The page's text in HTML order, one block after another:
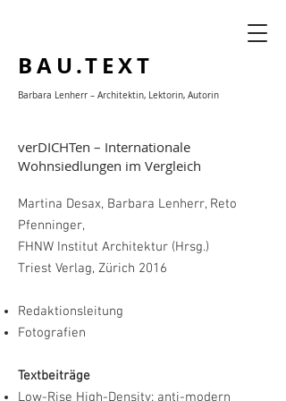
BAU.TEXT
Barbara Lenherr – Architektin, Lektorin, Autorin
verDICHTen – Internationale
Wohnsiedlungen im Vergleich
Martina Desax, Barbara Lenherr, Reto
Pfenninger,
FHNW Institut Architektur (Hrsg.)
Triest Verlag, Zürich 2016
Redaktionsleitung
Fotografien
Textbeiträge
Low-Rise High-Density: anti-modern